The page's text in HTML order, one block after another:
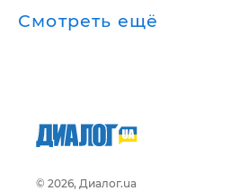
Смотреть ещё
© 2026, Диалог.ua